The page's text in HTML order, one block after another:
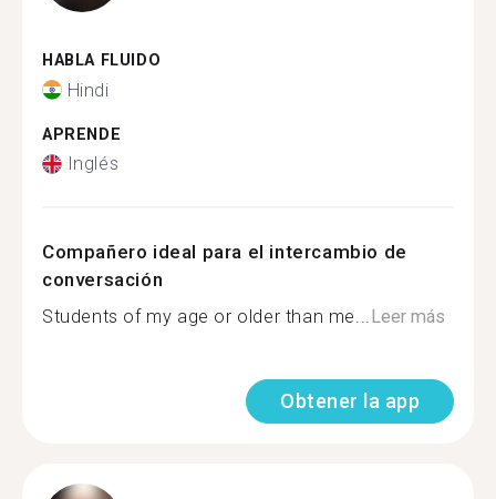
HABLA FLUIDO
Hindi
APRENDE
Inglés
Compañero ideal para el intercambio de
conversación
Students of my age or older than me...Leer más
Obtener la app